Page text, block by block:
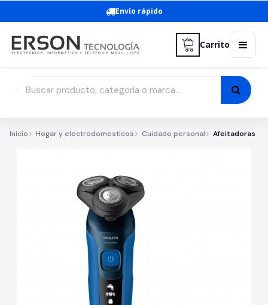
Envío rápido
Carrito
Inicio Hogar y electrodomesticos Cuidado personal Afeitadoras